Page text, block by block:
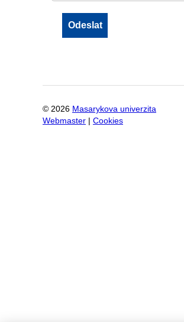
© 2026 Masarykova univerzita
Webmaster
Cookies